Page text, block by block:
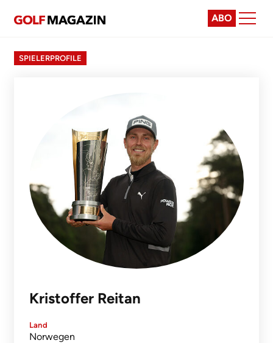
ABO
SPIELERPROFILE
Kristoffer Reitan
Land
Norwegen